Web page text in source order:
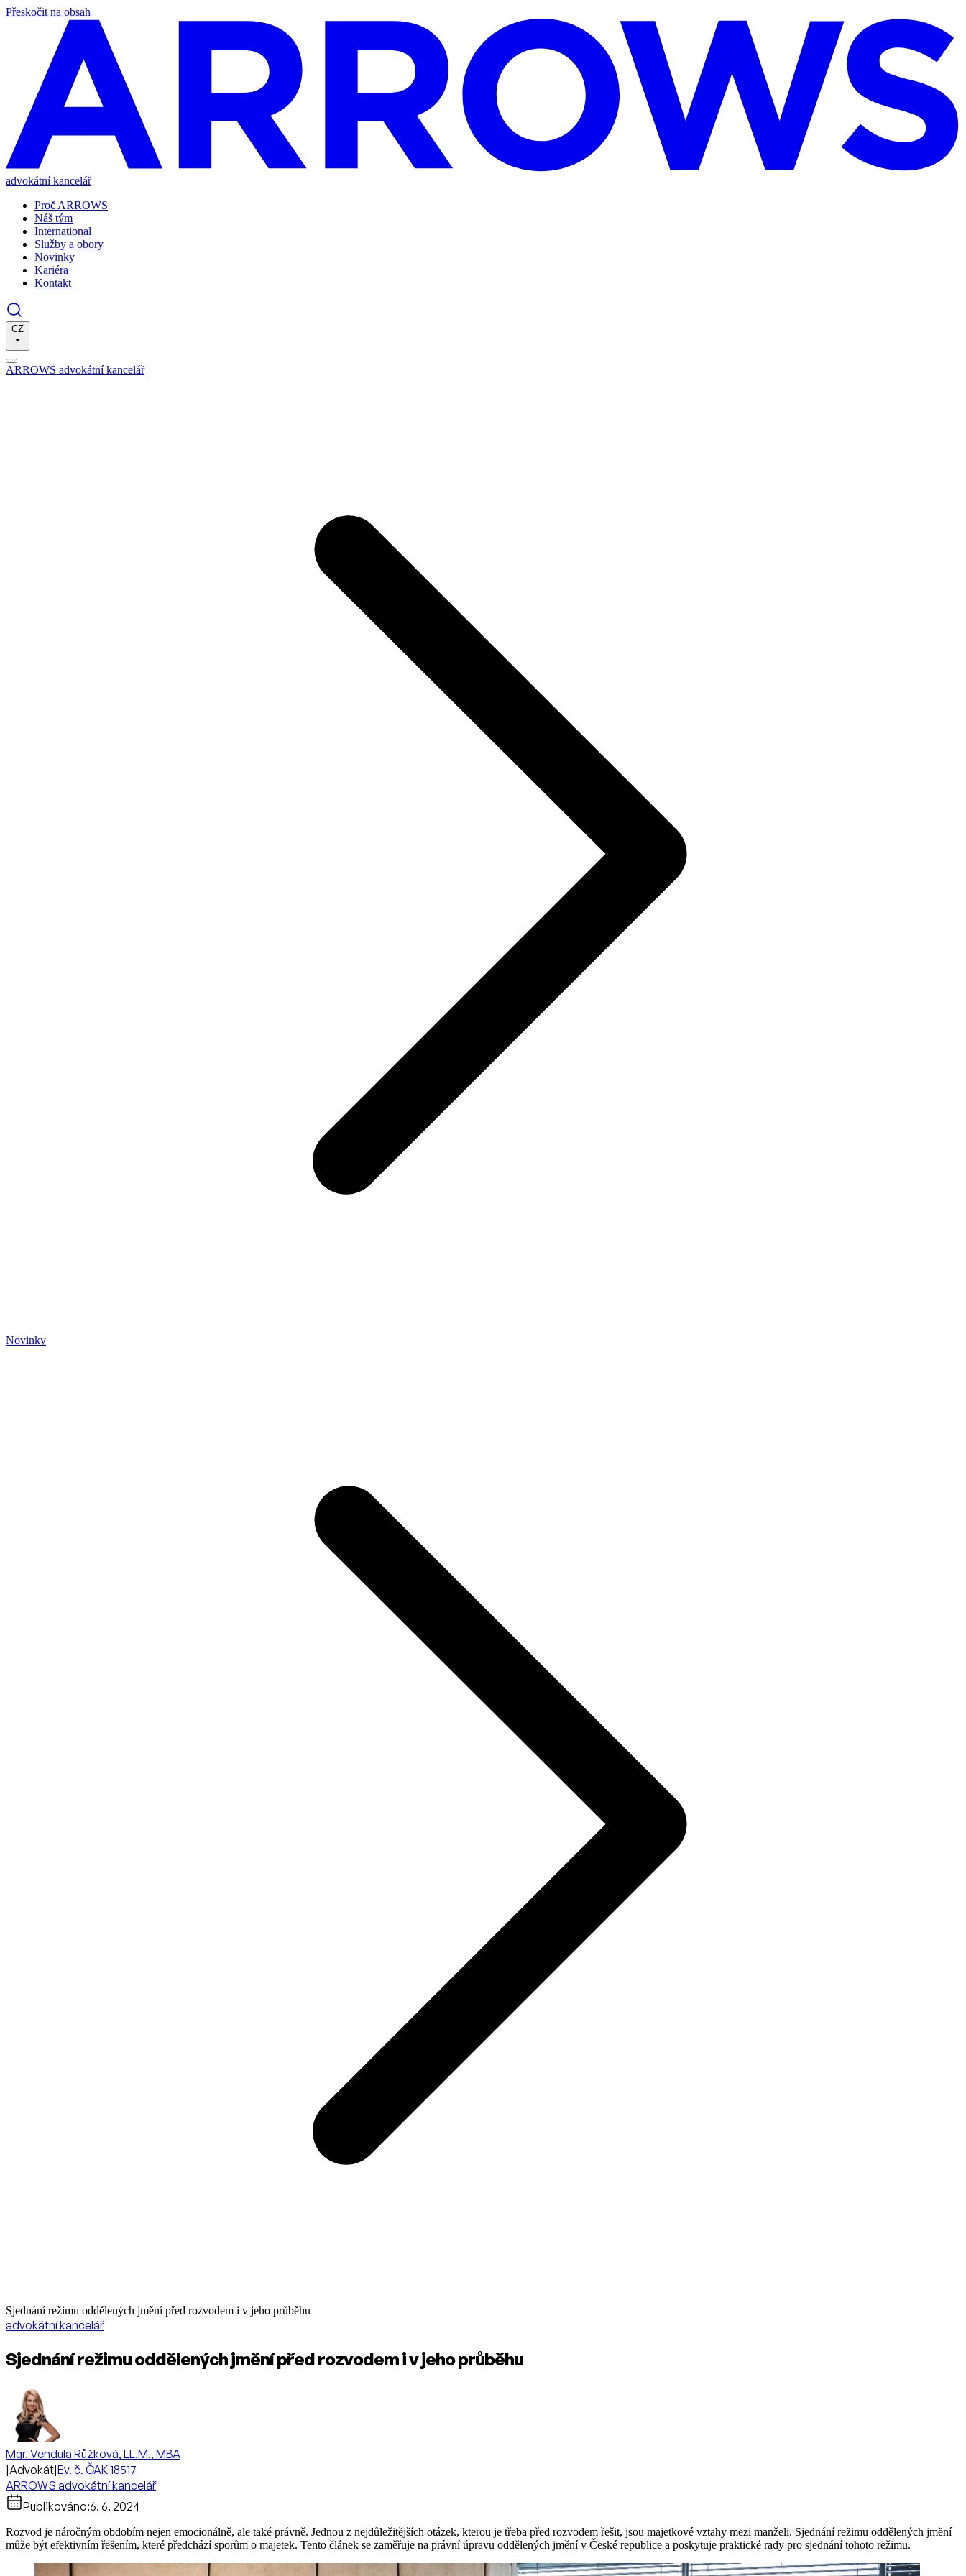
Přeskočit na obsah
advokátní kancelář
Proč ARROWS
Náš tým
International
Služby a obory
Novinky
Kariéra
Kontakt
CZ
ARROWS advokátní kancelář
Novinky
Sjednání režimu oddělených jmění před rozvodem i v jeho průběhu
advokátní kancelář
Sjednání režimu oddělených jmění před rozvodem i v jeho průběhu
Mgr. Vendula Růžková, LL.M., MBA
|Advokát|Ev. č. ČAK 18517
ARROWS advokátní kancelář
Publikováno:6. 6. 2024
Rozvod je náročným obdobím nejen emocionálně, ale také právně. Jednou z nejdůležitějších otázek, kterou je třeba před rozvodem řešit, jsou majetkové vztahy mezi manželi. Sjednání režimu oddělených jmění
může být efektivním řešením, které předchází sporům o majetek. Tento článek se zaměřuje na právní úpravu oddělených jmění v České republice a poskytuje praktické rady pro sjednání tohoto režimu.